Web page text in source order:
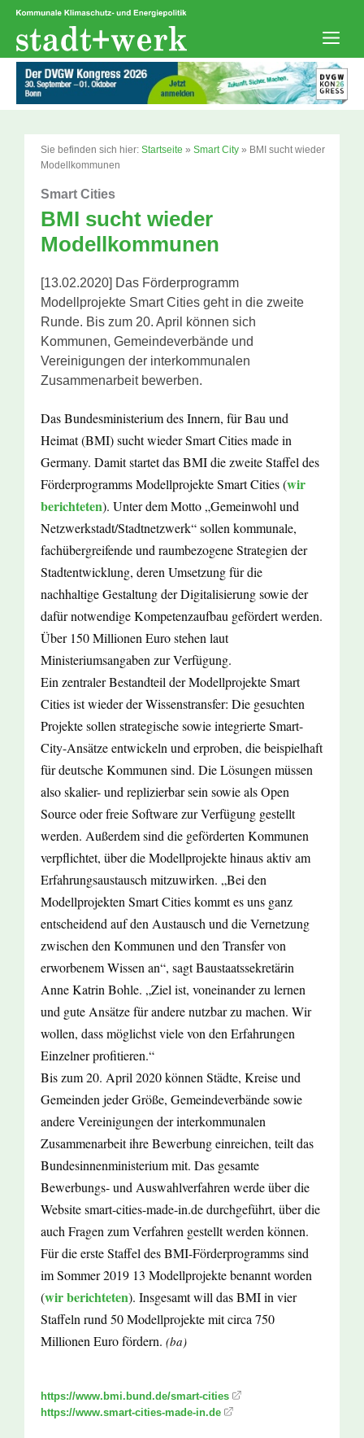
Zum
springen
Sie befinden sich hier: Startseite » Smart City » BMI sucht wieder
Modellkommunen
Smart Cities
BMI sucht wieder
Modellkommunen
[13.02.2020] Das Förderprogramm
Modellprojekte Smart Cities geht in die zweite
Runde. Bis zum 20. April können sich
Kommunen, Gemeindeverbände und
Vereinigungen der interkommunalen
Zusammenarbeit bewerben.
Das Bundesministerium des Innern, für Bau und
Heimat (BMI) sucht wieder Smart Cities made in
Germany. Damit startet das BMI die zweite Staffel des
Förderprogramms Modellprojekte Smart Cities (wir
berichteten). Unter dem Motto „Gemeinwohl und
Netzwerkstadt/Stadtnetzwerk“ sollen kommunale,
fachübergreifende und raumbezogene Strategien der
Stadtentwicklung, deren Umsetzung für die
nachhaltige Gestaltung der Digitalisierung sowie der
dafür notwendige Kompetenzaufbau gefördert werden.
Über 150 Millionen Euro stehen laut
Ministeriumsangaben zur Verfügung.
Ein zentraler Bestandteil der Modellprojekte Smart
Cities ist wieder der Wissenstransfer: Die gesuchten
Projekte sollen strategische sowie integrierte Smart-
City-Ansätze entwickeln und erproben, die beispielhaft
für deutsche Kommunen sind. Die Lösungen müssen
also skalier- und replizierbar sein sowie als Open
Source oder freie Software zur Verfügung gestellt
werden. Außerdem sind die geförderten Kommunen
verpflichtet, über die Modellprojekte hinaus aktiv am
Erfahrungsaustausch mitzuwirken. „Bei den
Modellprojekten Smart Cities kommt es uns ganz
entscheidend auf den Austausch und die Vernetzung
zwischen den Kommunen und den Transfer von
erworbenem Wissen an“, sagt Baustaatssekretärin
Anne Katrin Bohle. „Ziel ist, voneinander zu lernen
und gute Ansätze für andere nutzbar zu machen. Wir
wollen, dass möglichst viele von den Erfahrungen
Einzelner profitieren.“
Bis zum 20. April 2020 können Städte, Kreise und
Gemeinden jeder Größe, Gemeindeverbände sowie
andere Vereinigungen der interkommunalen
Zusammenarbeit ihre Bewerbung einreichen, teilt das
Bundesinnenministerium mit. Das gesamte
Bewerbungs- und Auswahlverfahren werde über die
Website smart-cities-made-in.de durchgeführt, über die
auch Fragen zum Verfahren gestellt werden können.
Für die erste Staffel des BMI-Förderprogramms sind
im Sommer 2019 13 Modellprojekte benannt worden
(wir berichteten). Insgesamt will das BMI in vier
Staffeln rund 50 Modellprojekte mit circa 750
Millionen Euro fördern. (ba)
https://www.bmi.bund.de/smart-cities
https://www.smart-cities-made-in.de